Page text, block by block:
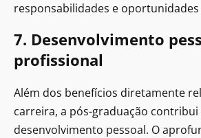
responsabilidades e
7. Desenvolvimento
profissional
Além dos benefícios diretamente
carreira, a pós-graduação contribui
desenvolvimento pessoal. O